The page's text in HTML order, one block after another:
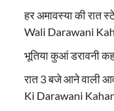
हर अमावस्या की रात
Wali Darawani
भूतिया कुआं डरावनी
रात 3 बजे आने वाली
Ki Darawani